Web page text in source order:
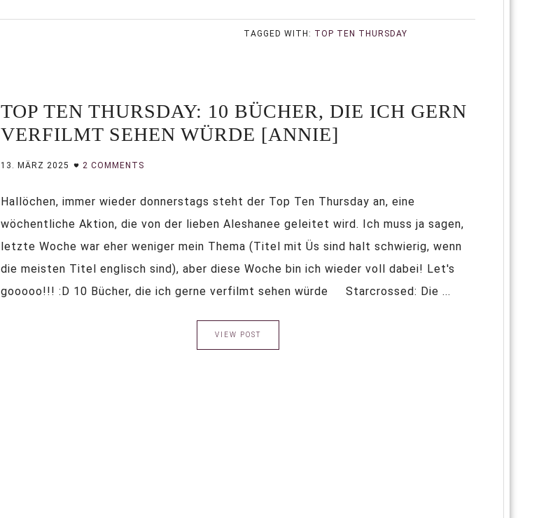
TAGGED WITH: TOP TEN THURSDAY
TOP TEN THURSDAY: 10 BÜCHER, DIE ICH GERN
VERFILMT SEHEN WÜRDE [ANNIE]
13. MÄRZ 2025 2 COMMENTS
Hallöchen, immer wieder donnerstags steht der Top Ten Thursday an, eine
wöchentliche Aktion, die von der lieben Aleshanee geleitet wird. Ich muss ja sagen,
letzte Woche war eher weniger mein Thema (Titel mit Üs sind halt schwierig, wenn
die meisten Titel englisch sind), aber diese Woche bin ich wieder voll dabei! Let's
gooooo!!! :D 10 Bücher, die ich gerne verfilmt sehen würde Starcrossed: Die ...
VIEW POST